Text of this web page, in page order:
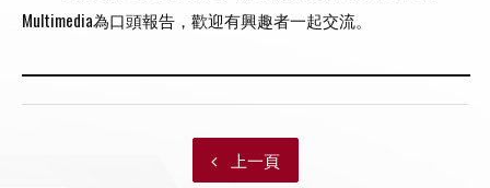
Multimedia為口頭報告，歡迎有興趣者一起交流。
上一頁